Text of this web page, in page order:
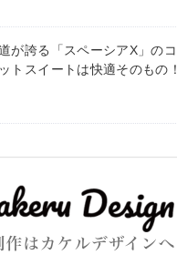
が誇る「スペーシアX」のコ
トスイートは快適そのもの！